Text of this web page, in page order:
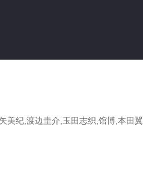
美纪,渡边圭介,玉田志织,馆博,本田翼